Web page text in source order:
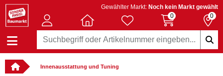
Gewählter Markt: Noch kein Markt gewählt
0
0
Innenausstattung und Tuning